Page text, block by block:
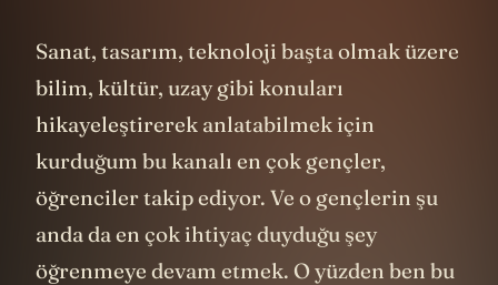
Sanat, tasarım, teknoloji başta olmak üzere
bilim, kültür, uzay gibi konuları
hikayeleştirerek anlatabilmek için
kurduğum bu kanalı en çok gençler,
öğrenciler takip ediyor. Ve o gençlerin şu
anda da en çok ihtiyaç duyduğu şey
öğrenmeye devam etmek. O yüzden ben bu